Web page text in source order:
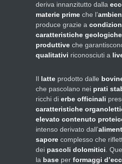
deriva innanzitutto dalla
materie prime che l’
produce grazie a
caratteristiche geologiche
produttive che
qualitativi riconosciuti a
Il latte prodotto dalle
che pascolano nei prati
ricchi di erbe officinali
caratteristiche
elevato contenuto
intenso derivato dall’
sapore complesso che
dei pascoli dolomitici .
la base per formaggi